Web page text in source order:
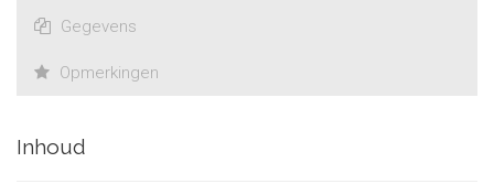
Gegevens
Opmerkingen
Inhoud